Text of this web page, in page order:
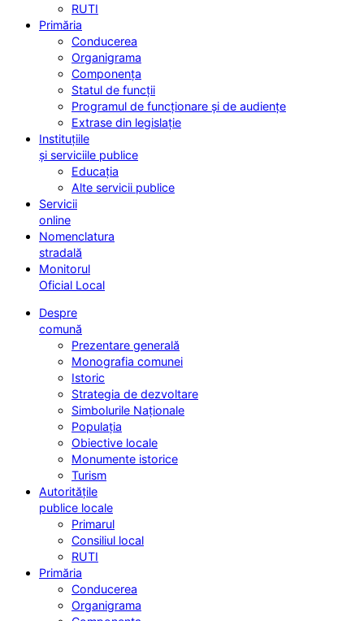
RUTI
Primăria
Conducerea
Organigrama
Componența
Statul de funcții
Programul de funcționare și de audiențe
Extrase din legislație
Instituțiile
și serviciile publice
Educația
Alte servicii publice
Servicii
online
Nomenclatura
stradală
Monitorul
Oficial Local
Despre
comună
Prezentare generală
Monografia comunei
Istoric
Strategia de dezvoltare
Simbolurile Naționale
Populația
Obiective locale
Monumente istorice
Turism
Autoritățile
publice locale
Primarul
Consiliul local
RUTI
Primăria
Conducerea
Organigrama